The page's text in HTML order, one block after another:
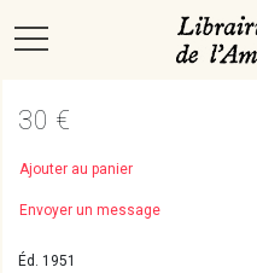
30 €
Ajouter au panier
Envoyer un message
Éd. 1951